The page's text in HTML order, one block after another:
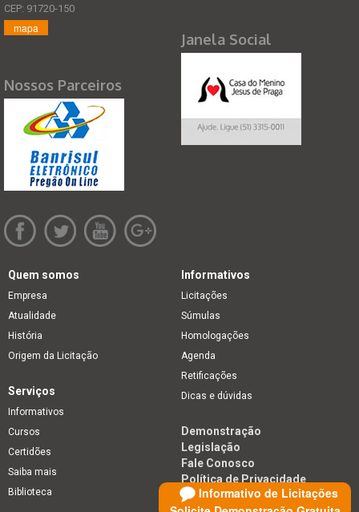
Informativo de Licitações
CEP: 91720-150
mapa
Nossos Parceiros
Janela Social
Quem somos
Empresa
Atualidade
História
Origem da Licitação
Informativos
Licitações
Súmulas
Homologações
Agenda
Retificações
Dicas e dúvidas
Serviços
Informativos
Cursos
Certidões
Saiba mais
Biblioteca
Demonstração
Legislação
Fale Conosco
Política de Privacidade